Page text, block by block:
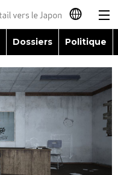
日本語
English
简体字
繁體字
Español
Dossiers Politique